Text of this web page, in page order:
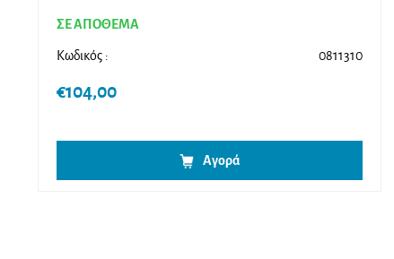
ΣΕ ΑΠΟΘΕΜΑ
Κωδικός : 0811310
€104,00
Αγορά